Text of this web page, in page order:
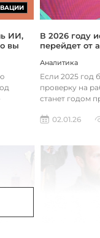
ИИ,
вы
В 2026 году
перейдет от
Аналитика
Если 2025 год
проверку на
станет годом
02.01.26